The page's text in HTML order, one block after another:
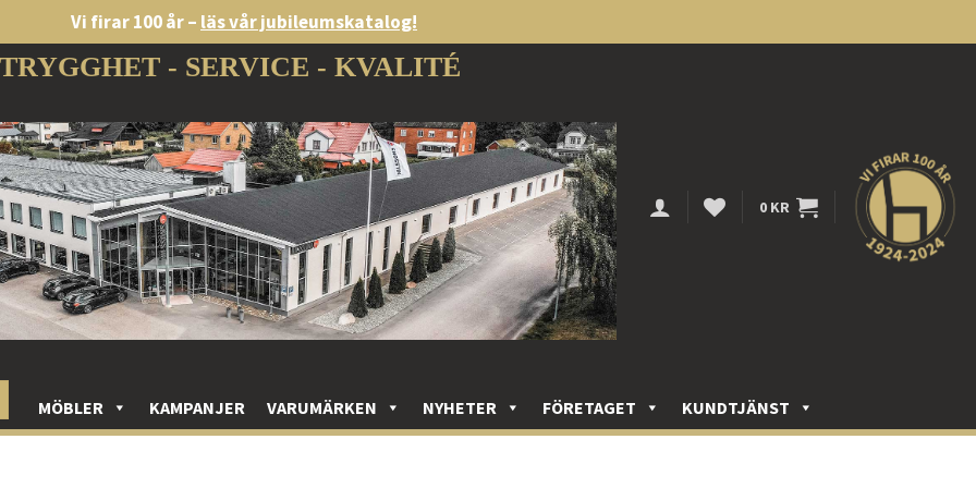
Vi firar 100 år – läs vår jubileumskatalog!
TRYGGHET - SERVICE - KVALITÉ
0 KR
MÖBLER KAMPANJER VARUMÄRKEN NYHETER FÖRETAGET KUNDTJÄNST